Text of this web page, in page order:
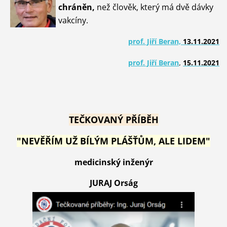
chráněn, než člověk, který má dvě dávky
vakcíny.
prof. Jiří Beran, 13.11.2021
prof. Jiří Beran, 15.11.2021
TEČKOVANÝ PŘÍBĚH
"NEVĚŘÍM UŽ BÍLÝM PLÁŠŤŮM, ALE LIDEM"
medicinský inženýr
JURAJ Orság